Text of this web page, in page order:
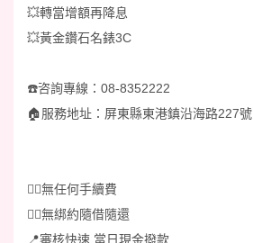
💥轉當增額再降息
💥黃金鑽石名錶3C
☎️咨詢專線：08-8352222
🏠️服務地址：屏東縣東港鎮沿海路227號
👉🏻無任何手續費
👉🏻無綁約隨借隨還
📍審核快速 當日現金撥款